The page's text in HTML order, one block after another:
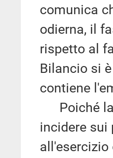
comunica
odierna, il
rispetto al
Bilancio si
contiene
Poiché la
incidere
all'esercizio